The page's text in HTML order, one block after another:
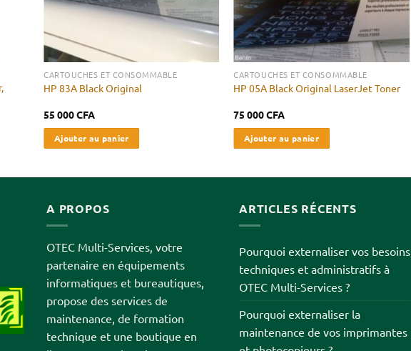
CARTOUCHES ET CONSOMMABLE
HP 83A Black Original
55 000CFA
Ajouter au panier
CARTOUCHES ET CONSOMMABLE
HP 05A Black Original LaserJet Toner
75 000CFA
Ajouter au panier
A PROPOS
OTEC Multi-Services, votre
partenaire en équipements
informatiques et bureautiques,
propose des services de
maintenance, de formation
technique et une boutique en
ARTICLES RÉCENTS
Pourquoi externaliser vos besoins
techniques et administratifs à
OTEC Multi-Services ?
Pourquoi externaliser la
maintenance de vos imprimantes